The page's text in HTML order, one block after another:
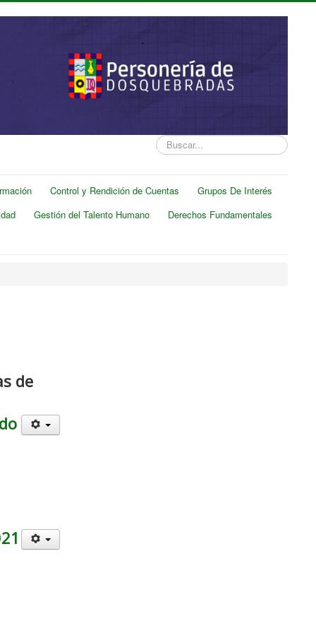
Buscar...
Control y Rendición de Cuentas
Grupos De Interés
Gestión del Talento Humano Derechos Fundamentales
de